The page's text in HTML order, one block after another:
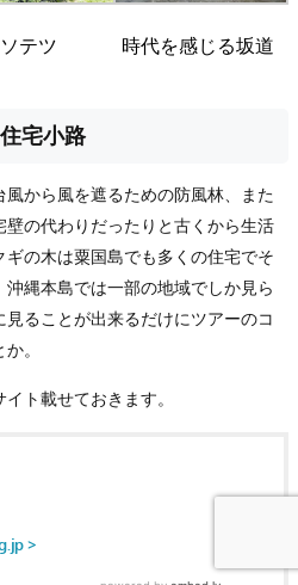
ソテツ 時代を感じる坂道
宅小路
から風を遮るための防風林、また
の代わりだったりと古くから生活
の木は粟国島でも多くの住宅でそ
縄本島では一部の地域でしか見ら
ることが出来るだけにツアーのコ
。
ト載せておきます。